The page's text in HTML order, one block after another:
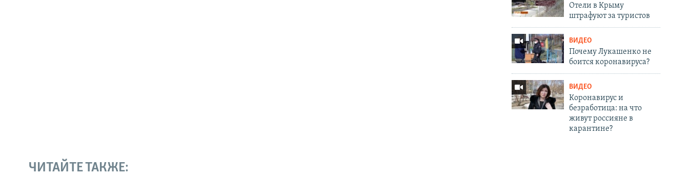
Отели в Крыму
штрафуют за туристов
ВИДЕО
Почему Лукашенко не
боится коронавируса?
ВИДЕО
Коронавирус и
безработица: на что
живут россияне в
карантине?
ЧИТАЙТЕ ТАКЖЕ: